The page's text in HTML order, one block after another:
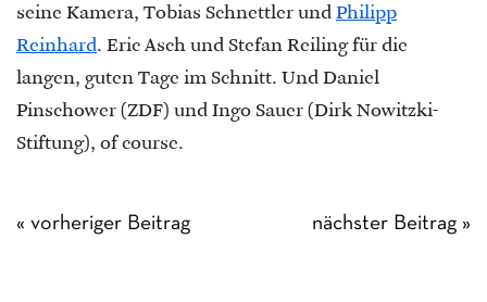
seine Kamera, Tobias Schnettler und Philipp
Reinhard. Eric Asch und Stefan Reiling für die
langen, guten Tage im Schnitt. Und Daniel
Pinschower (ZDF) und Ingo Sauer (Dirk Nowitzki-
Stiftung), of course.
« vorheriger Beitrag nächster Beitrag »